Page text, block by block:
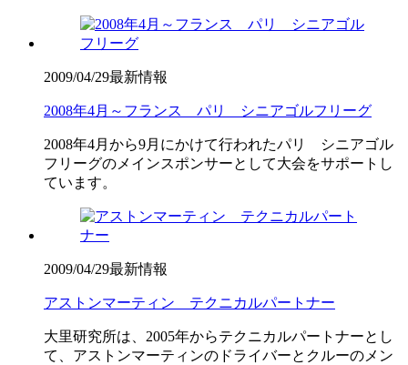
2009/04/29最新情報
2008年4月～フランス パリ シニアゴルフリーグ
2008年4月から9月にかけて行われたパリ シニアゴル
フリーグのメインスポンサーとして大会をサポートし
ています。
2009/04/29最新情報
アストンマーティン テクニカルパートナー
大里研究所は、2005年からテクニカルパートナーとし
て、アストンマーティンのドライバーとクルーのメン